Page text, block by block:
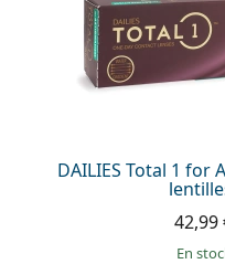
DAILIES Total 1 for
42,99
en